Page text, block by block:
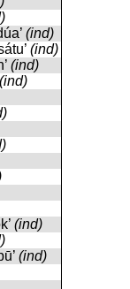
(ind)
(ind)
(ind)
(ind)
(ind)
(ind)